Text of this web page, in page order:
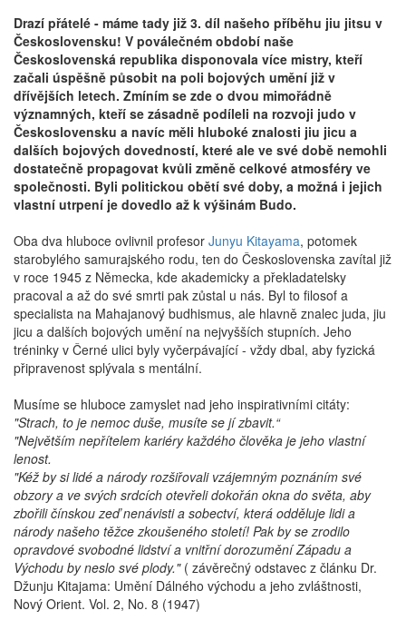
Drazí přátelé - máme tady již 3. díl našeho příběhu jiu jitsu v
Československu! V poválečném období naše
Československá republika disponovala více mistry, kteří
začali úspěšně působit na poli bojových umění již v
dřívějších letech. Zmíním se zde o dvou mimořádně
významných, kteří se zásadně podíleli na rozvoji judo v
Československu a navíc měli hluboké znalosti jiu jicu a
dalších bojových dovedností, které ale ve své době nemohli
dostatečně propagovat kvůli změně celkové atmosféry ve
společnosti. Byli politickou obětí své doby, a možná i jejich
vlastní utrpení je dovedlo až k výšinám Budo.
Oba dva hluboce ovlivnil profesor Junyu Kitayama, potomek
starobylého samurajského rodu, ten do Československa zavítal již
v roce 1945 z Německa, kde akademicky a překladatelsky
pracoval a až do své smrti pak zůstal u nás. Byl to filosof a
specialista na Mahajanový budhismus, ale hlavně znalec juda, jiu
jicu a dalších bojových umění na nejvyšších stupních. Jeho
tréninky v Černé ulici byly vyčerpávající - vždy dbal, aby fyzická
připravenost splývala s mentální.
Musíme se hluboce zamyslet nad jeho inspirativními citáty:
"Strach, to je nemoc duše, musíte se jí zbavit.“
"Největším nepřítelem kariéry každého člověka je jeho vlastní
lenost.
"Kéž by si lidé a národy rozšiřovali vzájemným poznáním své
obzory a ve svých srdcích otevřeli dokořán okna do světa, aby
zbořili čínskou zeď nenávisti a sobectví, která odděluje lidi a
národy našeho těžce zkoušeného století! Pak by se zrodilo
opravdové svobodné lidství a vnitřní dorozumění Západu a
Východu by neslo své plody."( závěrečný odstavec z článku Dr.
Džunju Kitajama: Umění Dálného východu a jeho zvláštnosti,
Nový Orient. Vol. 2, No. 8 (1947)